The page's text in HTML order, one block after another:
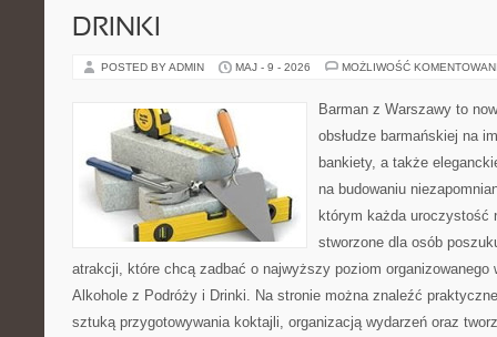
DRINKI
POSTED BY ADMIN MAJ - 9 - 2026 MOŻLIWOŚĆ
Barman z Warszawy to
obsłudze barmańskiej na
bankiety, a także
na budowaniu
którym każda uroczystość
stworzone dla osób
atrakcji, które chcą zadbać o najwyższy poziom organizowanego
Alkohole z Podróży i Drinki. Na stronie można znaleźć
sztuką przygotowywania koktajli, organizacją wydarzeń oraz